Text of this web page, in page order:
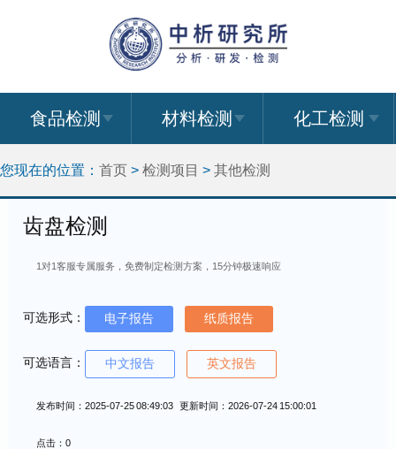
食品检测 材料检测 化工检测
您现在的位置： 首页 > 检测项目 > 其他检测
齿盘检测
1对1客服专属服务，免费制定检测方案，15分钟极速响应
可选形式： 电子报告 纸质报告
可选语言： 中文报告 英文报告
发布时间：2025-07-25 08:49:03 更新时间：2026-07-24 15:00:01
点击：0